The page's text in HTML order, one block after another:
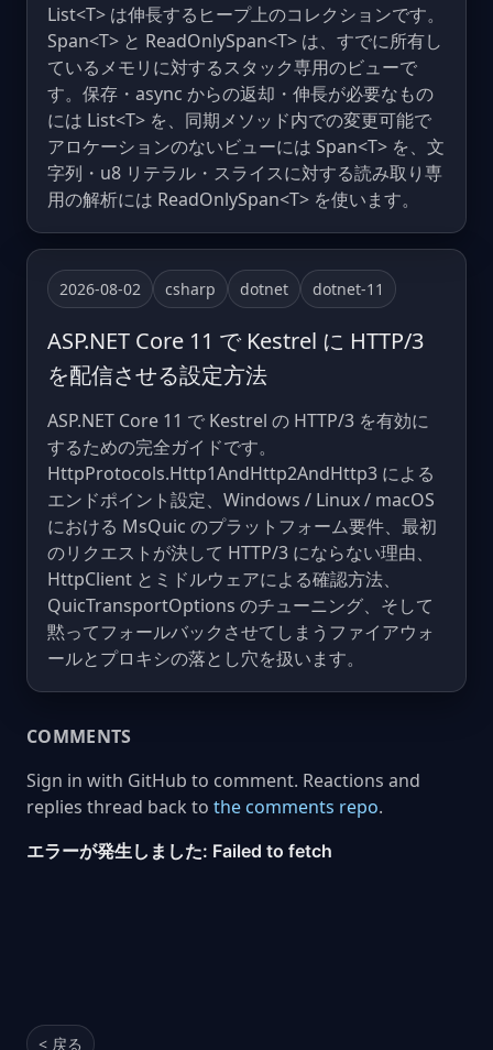
List<T> は伸長するヒープ上のコレクションです。
Span<T> と ReadOnlySpan<T> は、すでに所有し
ているメモリに対するスタック専用のビューで
す。保存・async からの返却・伸長が必要なもの
には List<T> を、同期メソッド内での変更可能で
アロケーションのないビューには Span<T> を、文
字列・u8 リテラル・スライスに対する読み取り専
用の解析には ReadOnlySpan<T> を使います。
2026-08-02 csharp dotnet dotnet-11
ASP.NET Core 11 で Kestrel に HTTP/3
を配信させる設定方法
ASP.NET Core 11 で Kestrel の HTTP/3 を有効に
するための完全ガイドです。
HttpProtocols.Http1AndHttp2AndHttp3 による
エンドポイント設定、Windows / Linux / macOS
における MsQuic のプラットフォーム要件、最初
のリクエストが決して HTTP/3 にならない理由、
HttpClient とミドルウェアによる確認方法、
QuicTransportOptions のチューニング、そして
黙ってフォールバックさせてしまうファイアウォ
ールとプロキシの落とし穴を扱います。
COMMENTS
Sign in with GitHub to comment. Reactions and
replies thread back to the comments repo.
< 戻る